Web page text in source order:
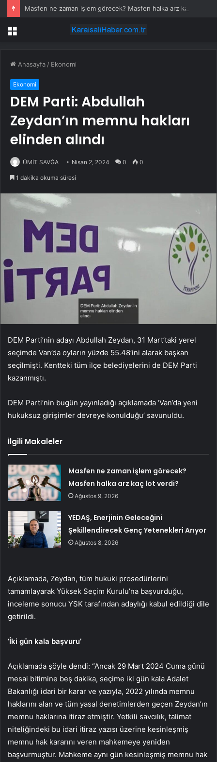
Menü
Anasayfa / Ekonomi
Ekonomi
DEM Parti: Abdullah
Zeydan’ın memnu hakları
elinden alındı
ÜMİT SAVĞA Nisan 2, 2024 0 0
1 dakika okuma süresi
DEM Parti’nin adayı Abdullah Zeydan, 31 Mart’taki yerel
seçimde Van’da oyların yüzde 55.48’ini alarak başkan
seçilmişti. Kentteki tüm ilçe belediyelerini de DEM Parti
kazanmıştı.
DEM Parti’nin bugün yayınladığı açıklamada ‘Van’da yeni
hukuksuz girişimler devreye konulduğu’ savunuldu.
İlgili Makaleler
Masfen ne zaman işlem görecek?
Masfen halka arz kaç lot verdi?
Ağustos 9, 2026
YEDAŞ, Enerjinin Geleceğini
Şekillendirecek Genç Yetenekleri Arıyor
Ağustos 8, 2026
Açıklamada, Zeydan, tüm hukuki prosedürlerini
tamamlayarak Yüksek Seçim Kurulu’na başvurduğu,
inceleme sonucu YSK tarafından adaylığı kabul edildiği dile
getirildi.
‘İki gün kala başvuru’
Açıklamada şöyle dendi: “Ancak 29 Mart 2024 Cuma günü
mesai bitimine beş dakika, seçime iki gün kala Adalet
Bakanlığı idari bir karar ve yazıyla, 2022 yılında memnu
haklarını alan ve tüm yasal denetimlerden geçen Zeydan’ın
memnu haklarına itiraz etmiştir. Yetkili savcılık, talimat
niteliğindeki bu idari itiraz yazısı üzerine kesinleşmiş
memnu hak kararını veren mahkemeye yeniden
başvurmuştur. Mahkeme aynı gün kesinleşmiş memnu hak